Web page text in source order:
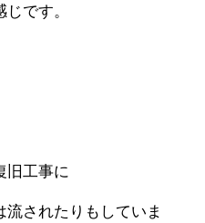
です。
旧工事に
されたりもしていま